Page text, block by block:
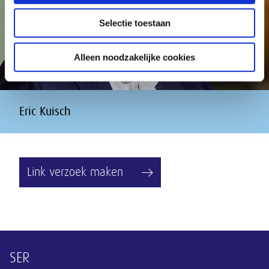
Selectie toestaan
Alleen noodzakelijke cookies
Eric Kuisch
Link verzoek maken
Overige informatie
SER